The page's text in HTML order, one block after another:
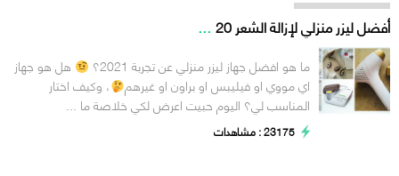
أفضل ليزر منزلي لإزالة الشعر 20 ...
ما هو افضل جهاز ليزر منزلي عن تجربة 2021؟
هل هو جهاز
اي مووي او فيليبس او براون او غيرهم
، وكيف اختار
المناسب لي؟ اليوم حبيت اعرض لكي خلاصة ما ...
23175 : مشاهدات